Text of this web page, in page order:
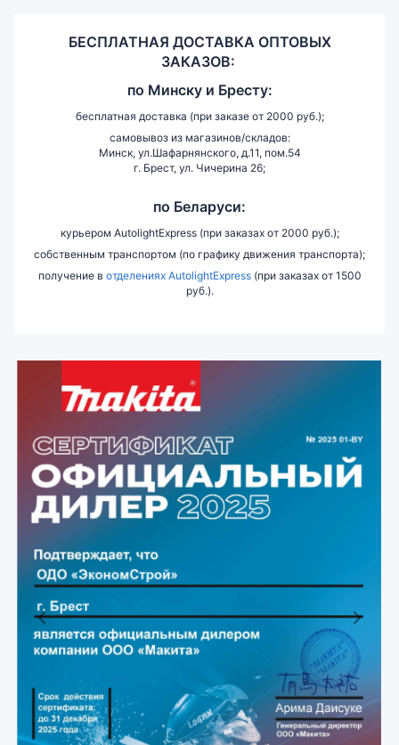
БЕСПЛАТНАЯ ДОСТАВКА ОПТОВЫХ
ЗАКАЗОВ:
по Минску и Бресту:
бесплатная доставка (при заказе от 2000 руб.);
самовывоз из магазинов/складов:
Минск, ул.Шафарнянского, д.11, пом.54
г. Брест, ул. Чичерина 26;
по Беларуси:
курьером AutolightExpress (при заказах от 2000 руб.);
собственным транспортом (по графику движения транспорта);
получение в отделениях AutolightExpress(при заказах от 1500
руб.).
Previous Next